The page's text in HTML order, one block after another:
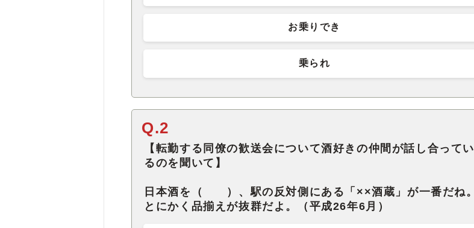
お乗りでき
乗られ
Q.2
【転勤する同僚の歓送会について酒好きの仲間が話し合ってい
るのを聞いて】
日本酒を（ ）、駅の反対側にある「××酒蔵」が一番だね。
とにかく品揃えが抜群だよ。（平成26年6月）